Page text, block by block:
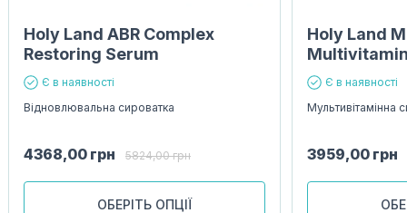
Holy Land ABR Complex
Restoring Serum
Є в наявності
Відновлювальна сироватка
4368,00 грн 5824,00грн
ОБЕРІТЬ ОПЦІЇ
Holy Land
Є в наявності
Мультивітамінна
3959,00 грн